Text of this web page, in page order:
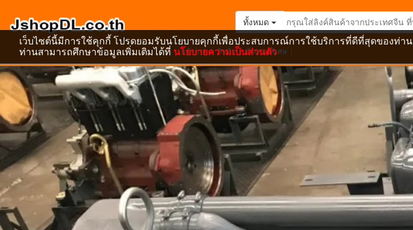
ทั้งหมด
หน้าแรก สินค้า ข้อเสนอพิเศษ
เว็บไซต์นี้มีการใช้คุกกี้ โปรดยอมรับนโยบายคุกกี้เพื่อประสบการณ์การใช้บริการที่ดีที่สุดของท่าน
ท่านสามารถศึกษาข้อมูลเพิ่มเติมได้ที่ นโยบายความเป็นส่วนตัว